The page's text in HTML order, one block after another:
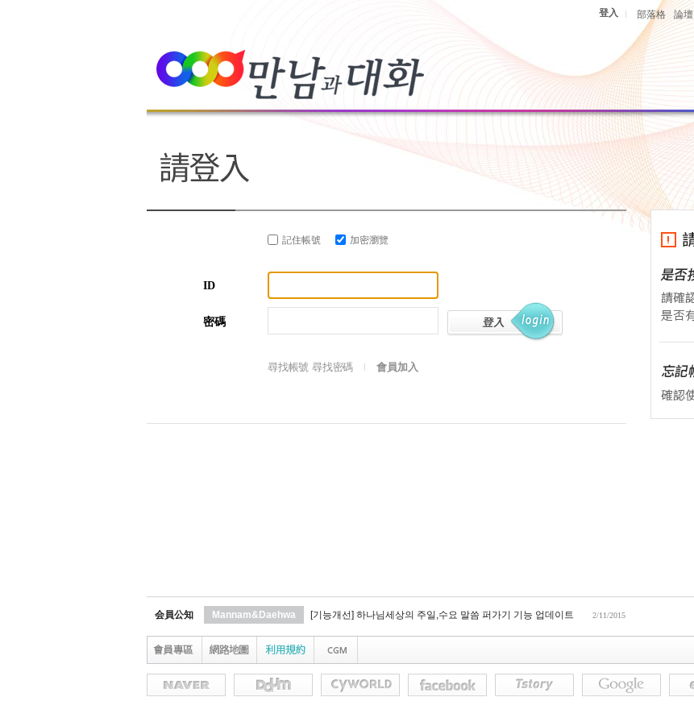
部落格 論壇
登入 |
記住帳號 加密瀏覽
ID
密碼
尋找帳號 尋找密碼 會員加入
会員公知 Mannam&Daehwa [기능개선] 하나님세상의 주일,수요 말씀 퍼가기 기능 업데이트 2/11/2015